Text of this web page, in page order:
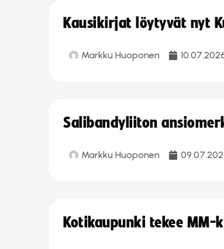
Kausikirjat löytyvät nyt
Markku Huoponen
Salibandyliiton
Markku Huoponen
Kotikaupunki tekee